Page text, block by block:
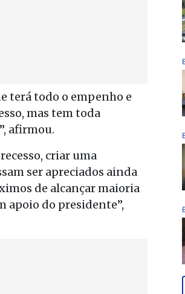
terá todo o empenho e
mas tem toda
afirmou.
criar uma
ser apreciados ainda
de alcançar maioria
apoio do presidente”,